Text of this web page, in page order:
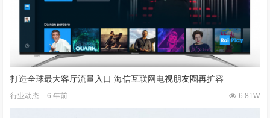
打造全球最大客厅流量入口 海信互联网电视朋友圈再扩容
行业动态 6 年前 6.81W